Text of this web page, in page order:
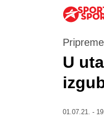
U
01.07.21. -